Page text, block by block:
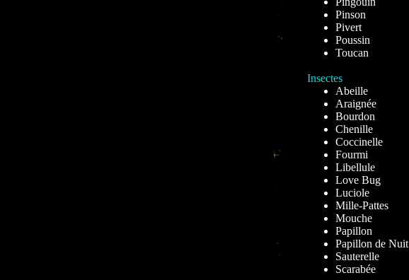
Pinson
Pivert
Poussin
Toucan
Insectes
Abeille
Araignée
Bourdon
Chenille
Coccinelle
Fourmi
Libellule
Love Bug
Luciole
Mille-Pattes
Mouche
Papillon
Papillon de Nuit
Sauterelle
Scarabée